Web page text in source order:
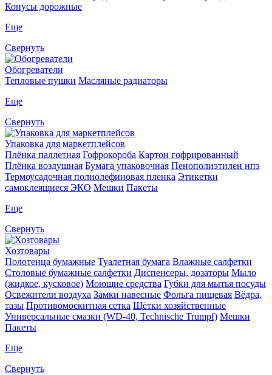
Конусы дорожные
Еще
Свернуть
Обогреватели
Тепловые пушки Масляные радиаторы
Еще
Свернуть
Упаковка для маркетплейсов
Плёнка паллетная Гофрокороба Картон гофрированный
Плёнка воздушная Бумага упаковочная Пенополиэтилен нпэ
Термоусадочная полиолефиновая пленка Этикетки
самоклеящиеся ЭКО Мешки Пакеты
Еще
Свернуть
Хозтовары
Полотенца бумажные Туалетная бумага Влажные салфетки
Столовые бумажные салфетки Диспенсеры, дозаторы Мыло
(жидкое, кусковое) Моющие средства Губки для мытья посуды
Освежители воздуха Замки навесные Фольга пищевая Вёдра,
тазы Противомоскитная сетка Щётки хозяйственные
Универсальные смазки (WD-40, Technische Trumpf) Мешки
Пакеты
Еще
Свернуть